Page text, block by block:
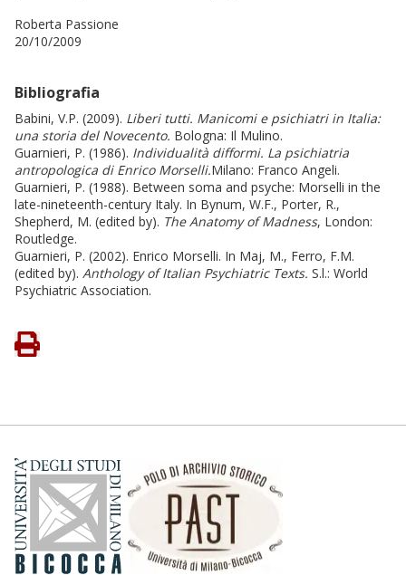
Roberta Passione
20/10/2009
Bibliografia
Babini, V.P. (2009). Liberi tutti. Manicomi e psichiatri in Italia:
una storia del Novecento. Bologna: Il Mulino.
Guarnieri, P. (1986). Individualità difformi. La psichiatria
antropologica di Enrico Morselli.Milano: Franco Angeli.
Guarnieri, P. (1988). Between soma and psyche: Morselli in the
late-nineteenth-century Italy. In Bynum, W.F., Porter, R.,
Shepherd, M. (edited by). The Anatomy of Madness, London:
Routledge.
Guarnieri, P. (2002). Enrico Morselli. In Maj, M., Ferro, F.M.
(edited by). Anthology of Italian Psychiatric Texts. S.l.: World
Psychiatric Association.